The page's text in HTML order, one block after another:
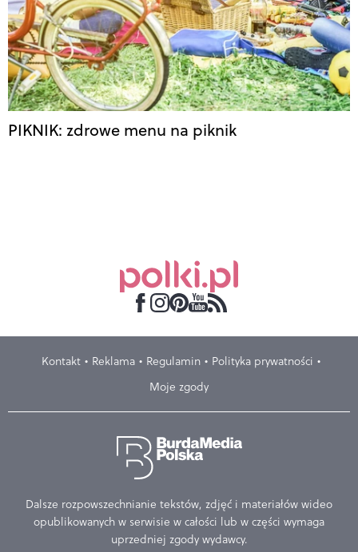
PIKNIK: zdrowe menu na piknik
Kontakt Reklama Regulamin
Polityka prywatności
Moje zgody
Dalsze rozpowszechnianie tekstów, zdjęć i materiałów wideo
opublikowanych w serwisie w całości lub w części wymaga
uprzedniej zgody wydawcy.